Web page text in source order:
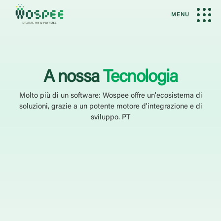
A nossa Tecnologia
Molto più di un software: Wospee offre un'ecosistema di
soluzioni, grazie a un potente motore d'integrazione e di
sviluppo. PT
MENU